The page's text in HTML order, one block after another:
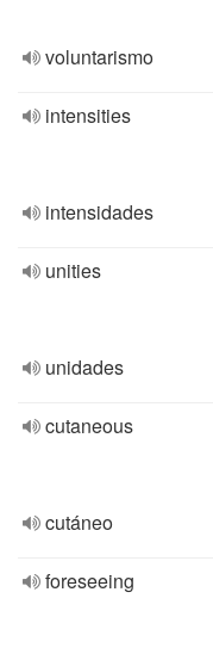
voluntarismo
intensities
intensidades
unities
unidades
cutaneous
cutáneo
foreseeing